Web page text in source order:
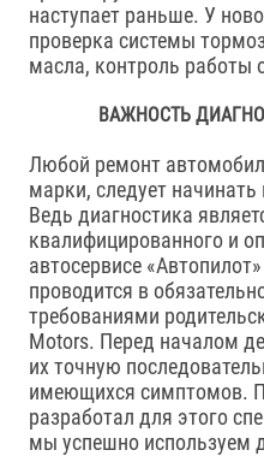
наступает раньше. У
проверка системы
масла, контроль работы
ВАЖНОСТЬ
Любой ремонт
марки, следует
Ведь диагностика
квалифицированного и
автосервисе
проводится в
требованиями
Motors. Перед началом
их точную
имеющихся симптомов.
разработал для этого
мы успешно используем